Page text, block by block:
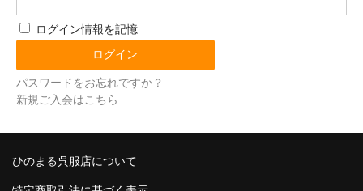
ログイン情報を記憶
パスワードをお忘れですか？
新規ご入会はこちら
ひのまる呉服店について